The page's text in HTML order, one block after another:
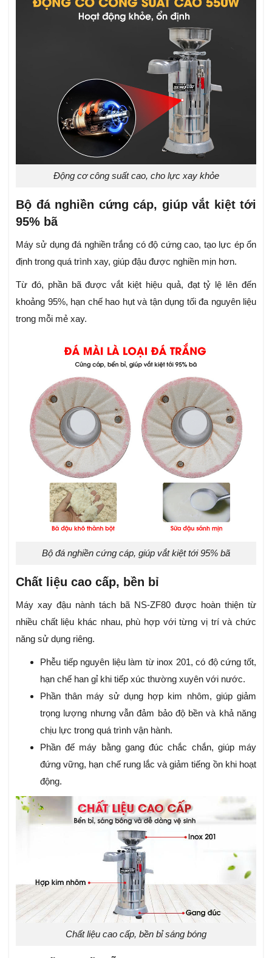
Động cơ công suất cao, cho lực xay khỏe
Bộ đá nghiền cứng cáp, giúp vắt kiệt tới
95% bã
Máy sử dụng đá nghiền trắng có độ cứng cao, tạo lực ép ổn
định trong quá trình xay, giúp đậu được nghiền mịn hơn.
Từ đó, phần bã được vắt kiệt hiệu quả, đạt tỷ lệ lên đến
khoảng 95%, hạn chế hao hụt và tận dụng tối đa nguyên liệu
trong mỗi mẻ xay.
Bộ đá nghiền cứng cáp, giúp vắt kiệt tới 95% bã
Chất liệu cao cấp, bền bỉ
Máy xay đậu nành tách bã NS-ZF80 được hoàn thiện từ
nhiều chất liệu khác nhau, phù hợp với từng vị trí và chức
năng sử dụng riêng.
Phễu tiếp nguyên liệu làm từ inox 201, có độ cứng tốt,
hạn chế han gỉ khi tiếp xúc thường xuyên với nước.
Phần thân máy sử dụng hợp kim nhôm, giúp giảm
trọng lượng nhưng vẫn đảm bảo độ bền và khả năng
chịu lực trong quá trình vận hành.
Phần đế máy bằng gang đúc chắc chắn, giúp máy
đứng vững, hạn chế rung lắc và giảm tiếng ồn khi hoạt
động.
Chất liệu cao cấp, bền bỉ sáng bóng